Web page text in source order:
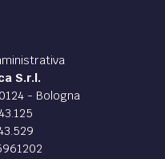
S.r.l.
- Bologna